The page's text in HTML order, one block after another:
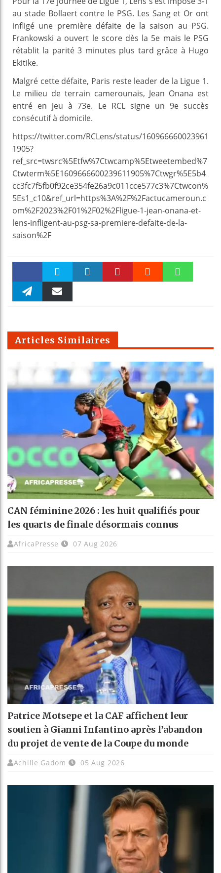
au stade Bollaert contre le PSG. Les Sang et Or ont
infligé une première défaite de la saison au PSG.
Frankowski a ouvert le score dès la 5e mais le PSG
rétablit la parité 3 minutes plus tard grâce à Hugo
Ekitike.
Malgré cette défaite, Paris reste leader de la Ligue 1.
Le milieu de terrain camerounais, Jean Onana est
entré en jeu à 73e. Le RCL signe un 9e succès
consécutif à domicile.
https://twitter.com/RCLens/status/160966660023961
1905?
ref_src=twsrc%5Etfw%7Ctwcamp%5Etweetembed%7
Ctwterm%5E1609666600239611905%7Ctwgr%5E5b4
cc3fc7f5fb0f92ce354fe26a9c011cce577c3%7Ctwcon%
5Es1_c10&ref_url=https%3A%2F%2Factucameroun.c
om%2F2023%2F01%2F02%2Fligue-1-jean-onana-et-
lens-infligent-au-psg-sa-premiere-defaite-de-la-
saison%2F
Faceboo Twitter
m
Articles Similaires
CAN féminine 2026 : les huit qualifiés pour
les quarts de finale désormais connus
AfricaPresse 07 Aug 2026
Patrice Motsepe et la CAF affichent leur
soutien à Gianni Infantino après l’abandon
du projet de vente de la Coupe du monde
Achille Gadom 05 Aug 2026